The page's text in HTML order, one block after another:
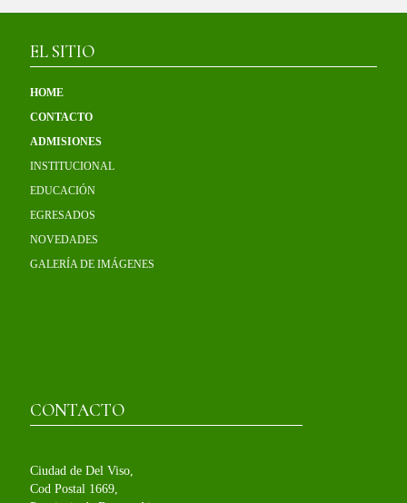
EL SITIO
HOME
CONTACTO
ADMISIONES
INSTITUCIONAL
EDUCACIÓN
EGRESADOS
NOVEDADES
GALERÍA DE IMÁGENES
CONTACTO
Ciudad de Del Viso,
Cod Postal 1669,